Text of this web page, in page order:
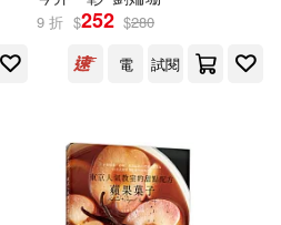
今井弓子(1)
今井新悟(1)
動法!
9 折 $252 $280
電
試閱